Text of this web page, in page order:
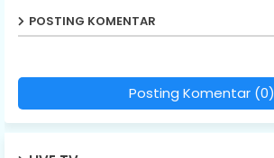
POSTING KOMENTAR
Posting Komentar (0)